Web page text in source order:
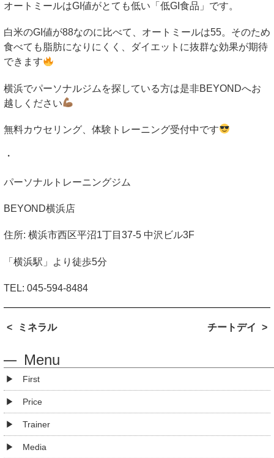
オートミールはGI 値がとても低い「低GI 食品」です。
白米のGI 値が88なのに比べて、オートミールは55。そのため
食べても脂肪になりにくく、ダイエットに抜群な効果が期待
できます
横浜でパーソナルジムを探している方は是非BEYONDへお
越しください
無料カウセリング、体験トレーニング受付中です
・
パーソナルトレーニングジム
BEYOND横浜店
住所: 横浜市西区平沼1丁目 37-5 中沢ビル3F
「横浜駅」より徒歩5分
TEL: 045-594-8484
ミネラル チートデイ
Menu
First
Price
Trainer
Media